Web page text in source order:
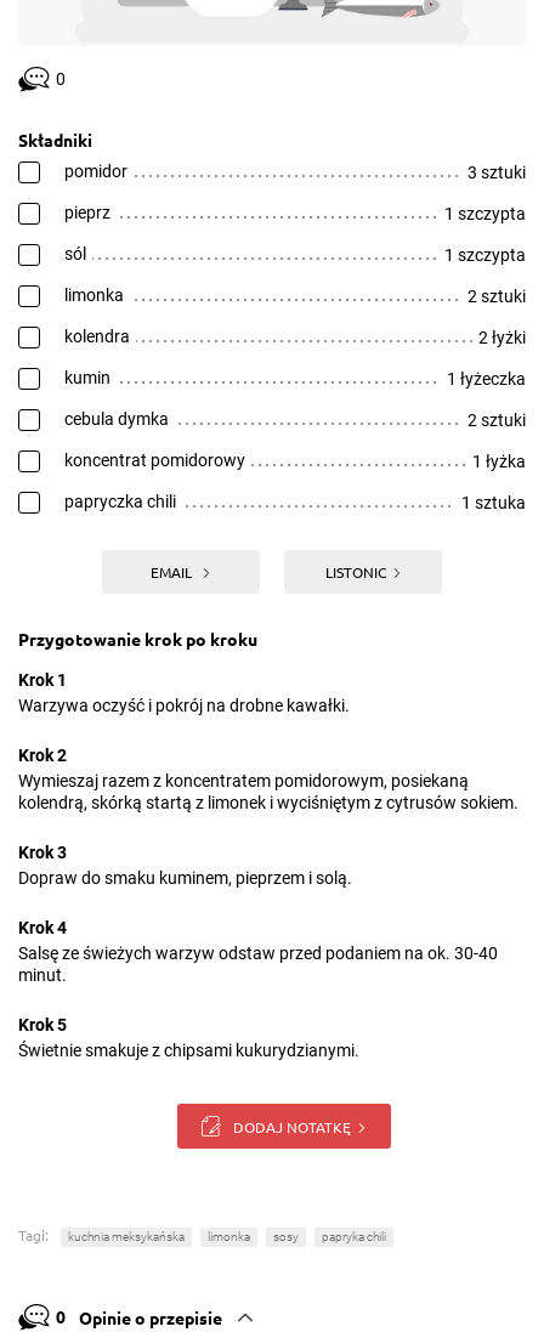
0
Składniki
pomidor 3 sztuki
pieprz 1 szczypta
sól 1 szczypta
limonka 2 sztuki
kolendra 2 łyżki
kumin 1 łyżeczka
cebula dymka 2 sztuki
koncentrat pomidorowy 1 łyżka
papryczka chili 1 sztuka
EMAIL LISTONIC
Przygotowanie krok po kroku
Krok 1
Warzywa oczyść i pokrój na drobne kawałki.
Krok 2
Wymieszaj razem z koncentratem pomidorowym, posiekaną
kolendrą, skórką startą z limonek i wyciśniętym z cytrusów sokiem.
Krok 3
Dopraw do smaku kuminem, pieprzem i solą.
Krok 4
Salsę ze świeżych warzyw odstaw przed podaniem na ok. 30-40
minut.
Krok 5
Świetnie smakuje z chipsami kukurydzianymi.
DODAJ NOTATKĘ
Tagi: kuchnia meksykańska limonka sosy papryka chili
0 Opinie o przepisie